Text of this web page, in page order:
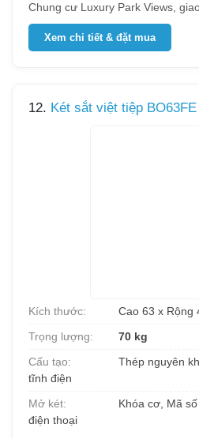
Chung cư Luxury Park Views,
Xem chi tiết & đặt mua
12. Két sắt việt tiệp
Kích thước:
Cao 63 x Rộng
Trọng lượng:
70 kg
Cấu tạo:
Thép nguyên
tĩnh điện
Mở két:
Khóa cơ, Mã
điện thoại